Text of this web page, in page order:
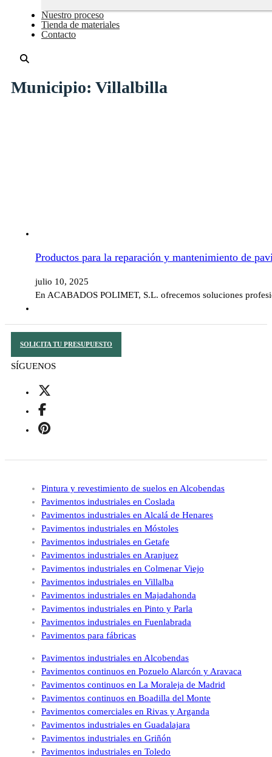
Nuestro proceso
Tienda de materiales
Contacto
Municipio: Villalbilla
Productos para la reparación y mantenimiento de
julio 10, 2025
En ACABADOS POLIMET, S.L. ofrecemos soluciones
SOLICITA TU PRESUPUESTO
SÍGUENOS
Pintura y revestimiento de suelos en Alcobendas
Pavimentos industriales en Coslada
Pavimentos industriales en Alcalá de Henares
Pavimentos industriales en Móstoles
Pavimentos industriales en Getafe
Pavimentos industriales en Aranjuez
Pavimentos industriales en Colmenar Viejo
Pavimentos industriales en Villalba
Pavimentos industriales en Majadahonda
Pavimentos industriales en Pinto y Parla
Pavimentos industriales en Fuenlabrada
Pavimentos para fábricas
Pavimentos industriales en Alcobendas
Pavimentos continuos en Pozuelo Alarcón y Aravaca
Pavimentos continuos en La Moraleja de Madrid
Pavimentos continuos en Boadilla del Monte
Pavimentos comerciales en Rivas y Arganda
Pavimentos industriales en Guadalajara
Pavimentos industriales en Griñón
Pavimentos industriales en Toledo